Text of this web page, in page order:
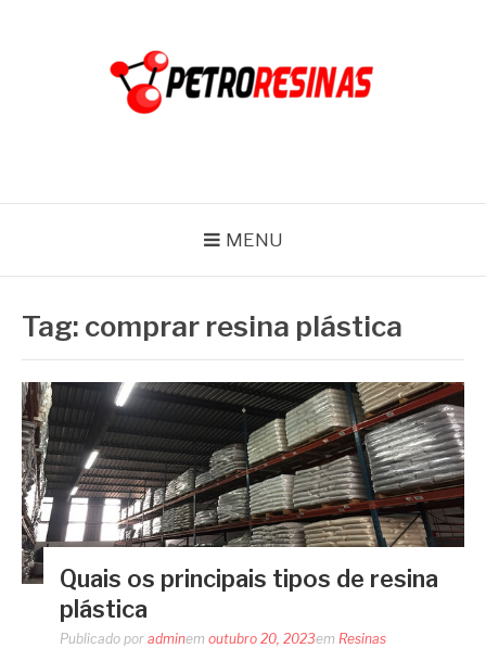
MENU
Tag: comprar resina plástica
Quais os principais tipos de resina
plástica
Publicado por adminem outubro 20, 2023em Resinas